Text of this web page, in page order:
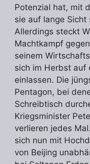
Potenzial hat, mit
sie auf lange Sicht
Allerdings steckt
Machtkampf
seinem
sich im Herbst auf
einlassen. Die
Pentagon, bei
Schreibtisch
Kriegsminister
verlieren jedes
sich nun mit
von Beijing